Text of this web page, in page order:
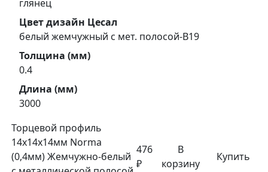
глянец
Цвет дизайн Цесал
белый жемчужный с мет. полосой-В19
Толщина (мм)
0.4
Длина (мм)
3000
Торцевой профиль
14x14x14мм Norma
(0,4мм) Жемчужно-белый
476
₽
В
корзину
Купить